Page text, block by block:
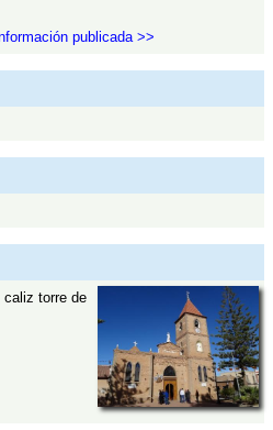
publicada >>
caliz torre de